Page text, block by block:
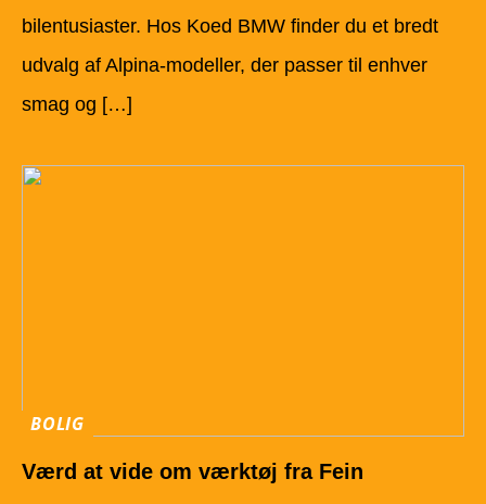
bilentusiaster. Hos Koed BMW finder du et bredt
udvalg af Alpina-modeller, der passer til enhver
smag og […]
BOLIG
Værd at vide om værktøj fra Fein